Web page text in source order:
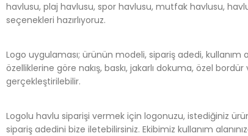
havlusu, plaj havlusu, spor havlusu, mutfak havlusu,
seçenekleri hazırlıyoruz.
Logo uygulaması; ürünün modeli, sipariş adedi, kullanım
özelliklerine göre nakış, baskı, jakarlı dokuma, özel
gerçekleştirilebilir.
Logolu havlu siparişi vermek için logonuzu, istediğiniz
sipariş adedini bize iletebilirsiniz. Ekibimiz kullanım